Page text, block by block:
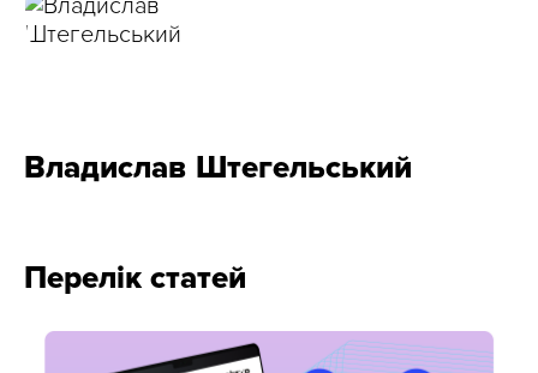
Владислав Штегельський
Перелік статей